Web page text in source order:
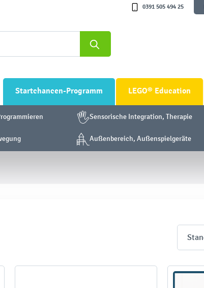
0391 505 494 25
Startchancen-Programm LEGO® Education
Sensorische Integration, Therapie
Außenbereich, Außenspielgeräte